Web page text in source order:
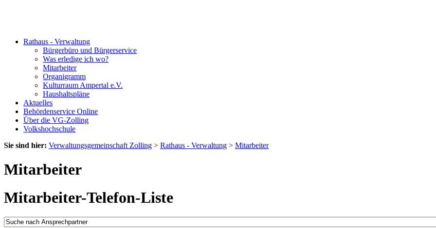
Rathaus - Verwaltung
Bürgerbüro und Bürgerservice
Was erledige ich wo?
Mitarbeiter
Organigramm
Kulturraum Ampertal e.V.
Haushaltspläne
Aktuelles
Behördenservice Online
Über die VG-Zolling
Volkshochschule
Sie sind hier: Verwaltungsgemeinschaft Zolling > Rathaus - Verwaltung > Mitarbeiter
Mitarbeiter
Mitarbeiter-Telefon-Liste